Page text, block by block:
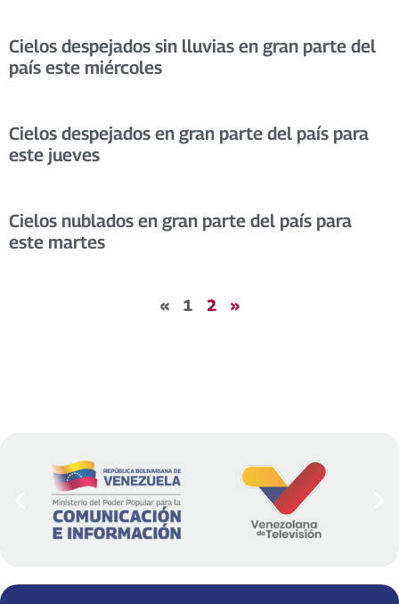
Cielos despejados sin lluvias en gran parte del
país este miércoles
Cielos despejados en gran parte del país para
este jueves
Cielos nublados en gran parte del país para
este martes
« 1 2 »